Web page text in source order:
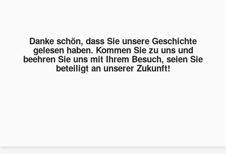
Danke schön, dass Sie unsere Geschichte
gelesen haben. Kommen Sie zu uns und
beehren Sie uns mit Ihrem Besuch, seien Sie
beteiligt an unserer Zukunft!